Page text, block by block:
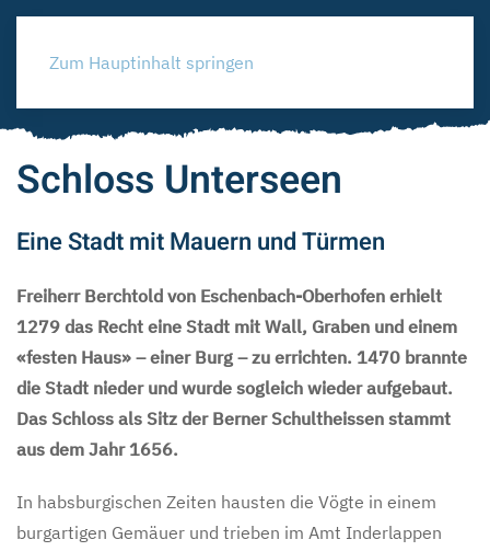
Zum Hauptinhalt springen
Schloss Unterseen
Eine Stadt mit Mauern und Türmen
Freiherr Berchtold von Eschenbach-Oberhofen erhielt
1279 das Recht eine Stadt mit Wall, Graben und einem
«festen Haus» – einer Burg – zu errichten. 1470 brannte
die Stadt nieder und wurde sogleich wieder aufgebaut.
Das Schloss als Sitz der Berner Schultheissen stammt
aus dem Jahr 1656.
In habsburgischen Zeiten hausten die Vögte in einem
burgartigen Gemäuer und trieben im Amt Inderlappen